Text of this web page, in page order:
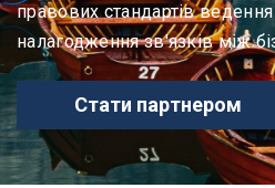
правових стандартів ведення
налагодження зв'язків між
Стати партнером